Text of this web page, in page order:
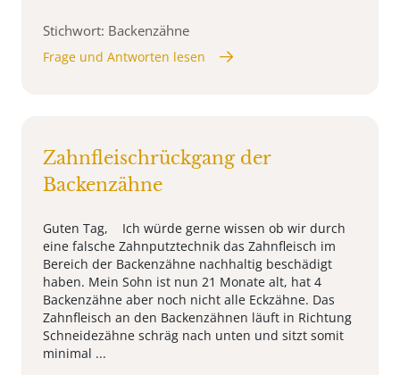
Stichwort: Backenzähne
Frage und Antworten lesen
Zahnfleischrückgang der
Backenzähne
Guten Tag, Ich würde gerne wissen ob wir durch
eine falsche Zahnputztechnik das Zahnfleisch im
Bereich der Backenzähne nachhaltig beschädigt
haben. Mein Sohn ist nun 21 Monate alt, hat 4
Backenzähne aber noch nicht alle Eckzähne. Das
Zahnfleisch an den Backenzähnen läuft in Richtung
Schneidezähne schräg nach unten und sitzt somit
minimal ...